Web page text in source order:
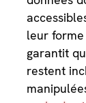
leur
garantit
restent